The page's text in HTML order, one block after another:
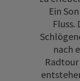
Ein
Fluss.
nach